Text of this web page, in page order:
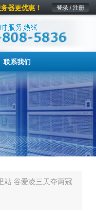
登录 / 注册
器更优惠！
联系我们
站 谷爱凌三天夺两冠